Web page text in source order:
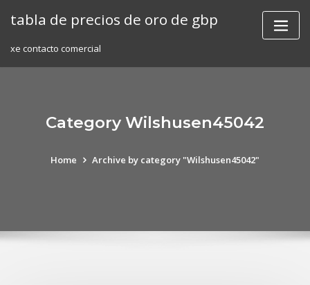
tabla de precios de oro de gbp
xe contacto comercial
Category Wilshusen45042
Home Archive by category "Wilshusen45042"